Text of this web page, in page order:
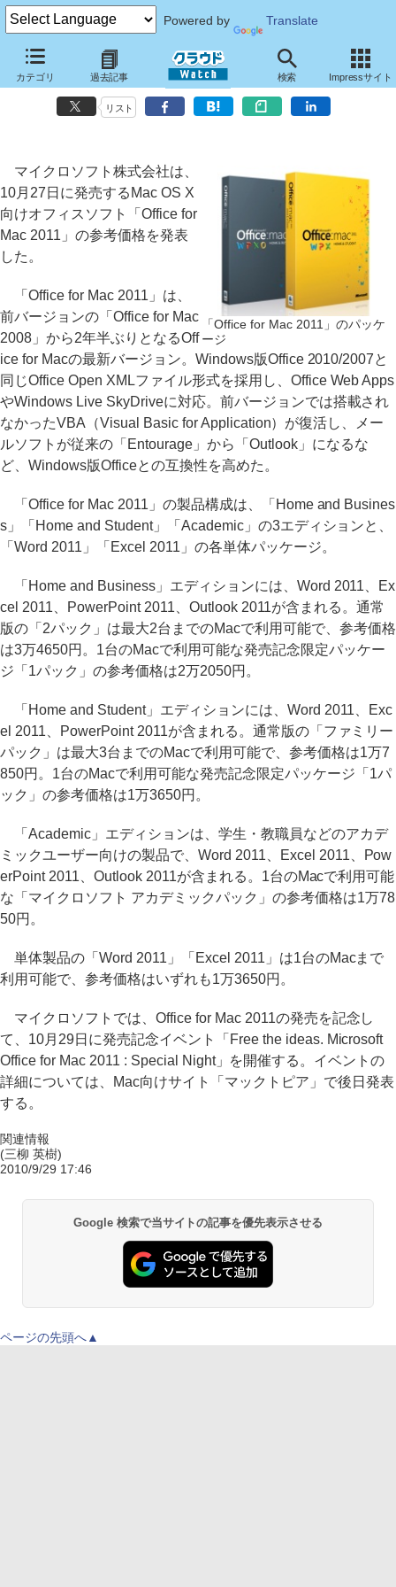
Powered by Translate
カテゴリ 過去記事 検索 Impressサイト
マイクロソフト、10月末発売の「Office for Mac 2011」の参考価格を
発表
リスト
「Office for Mac 2011」のパッケ
ージ
マイクロソフト株式会社は、
10月27日に発売するMac OS X
向けオフィスソフト「Office for
Mac 2011」の参考価格を発表
した。
「Office for Mac 2011」は、
前バージョンの「Office for Mac
2008」から2年半ぶりとなるOff
ice for Macの最新バージョン。Windows版Office 2010/2007と
同じOffice Open XMLファイル形式を採用し、Office Web Apps
やWindows Live SkyDriveに対応。前バージョンでは搭載され
なかったVBA（Visual Basic for Application）が復活し、メー
ルソフトが従来の「Entourage」から「Outlook」になるな
ど、Windows版Officeとの互換性を高めた。
「Office for Mac 2011」の製品構成は、「Home and Busines
s」「Home and Student」「Academic」の3エディションと、
「Word 2011」「Excel 2011」の各単体パッケージ。
「Home and Business」エディションには、Word 2011、Ex
cel 2011、PowerPoint 2011、Outlook 2011が含まれる。通常
版の「2パック」は最大2台までのMacで利用可能で、参考価格
は3万4650円。1台のMacで利用可能な発売記念限定パッケー
ジ「1パック」の参考価格は2万2050円。
「Home and Student」エディションには、Word 2011、Exc
el 2011、PowerPoint 2011が含まれる。通常版の「ファミリー
パック」は最大3台までのMacで利用可能で、参考価格は1万7
850円。1台のMacで利用可能な発売記念限定パッケージ「1パ
ック」の参考価格は1万3650円。
「Academic」エディションは、学生・教職員などのアカデ
ミックユーザー向けの製品で、Word 2011、Excel 2011、Pow
erPoint 2011、Outlook 2011が含まれる。1台のMacで利用可能
な「マイクロソフト アカデミックパック」の参考価格は1万78
50円。
単体製品の「Word 2011」「Excel 2011」は1台のMacまで
利用可能で、参考価格はいずれも1万3650円。
マイクロソフトでは、Office for Mac 2011の発売を記念し
て、10月29日に発売記念イベント「Free the ideas. Microsoft
Office for Mac 2011 : Special Night」を開催する。イベントの
詳細については、Mac向けサイト「マックトピア」で後日発表
する。
関連情報
(三柳 英樹)
2010/9/29 17:46
Google 検索で当サイトの記事を優先表示させる
ページの先頭へ▲